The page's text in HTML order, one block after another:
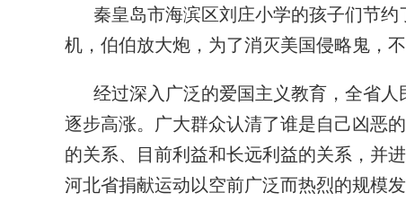
秦皇岛市海滨区刘庄小学的孩子们节
机，伯伯放大炮，为了消灭美国侵略鬼，
经过深入广泛的爱国主义教育，全省
逐步高涨。广大群众认清了谁是自己凶恶
的关系、目前利益和长远利益的关系，并
河北省捐献运动以空前广泛而热烈的规模发